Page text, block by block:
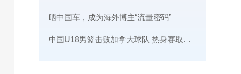
晒中国车，成为海外博主“流量密码”
中国U18男篮击败加拿大球队 热身赛取得三连胜